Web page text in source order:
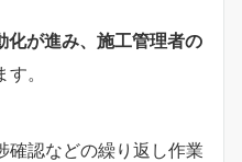
化が進み、施工管理者の
。
確認などの繰り返し作業